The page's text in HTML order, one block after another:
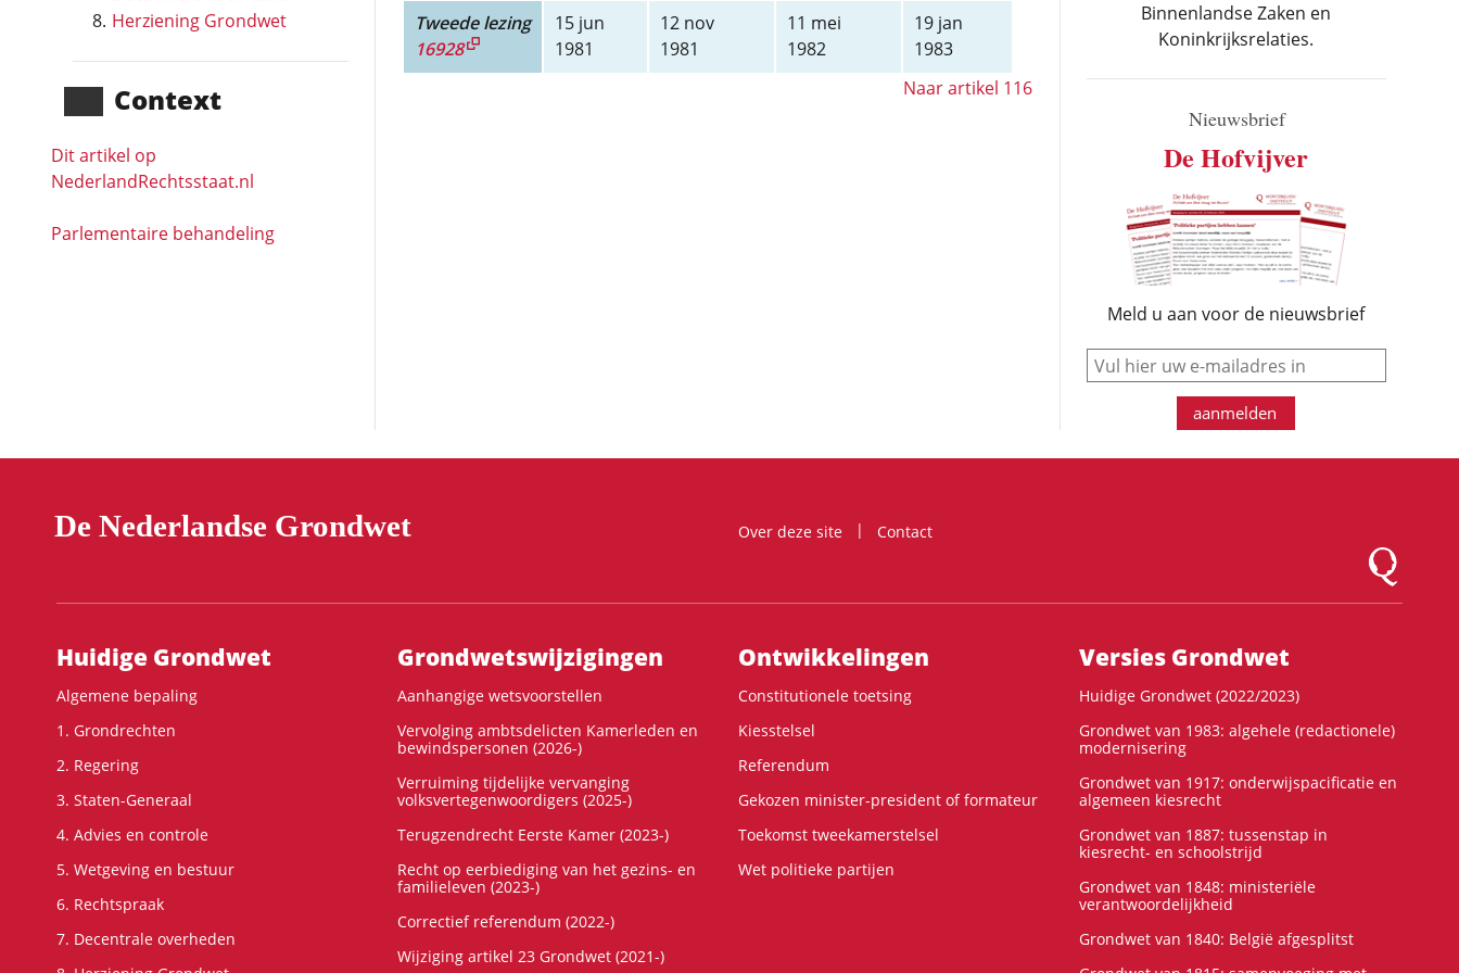
Herziening Grondwet
Context
Dit artikel op
NederlandRechts­staat.nl
Parlementaire behandeling
Tweede lezing
16928
15 jun
1981
12 nov
1981
11 mei
1982
19 jan
1983
Naar artikel 116
Binnenlandse Zaken en
Koninkrijksrelaties.
Nieuwsbrief
De Hofvijver
Meld u aan voor de nieuwsbrief
e-mail
aanmelden
De Nederlandse Grondwet Over deze site
Contact
Logo
Hoofdnavigatie
Huidige Grondwet
Algemene bepaling
1. Grondrechten
2. Regering
3. Staten-Generaal
4. Advies en controle
5. Wetgeving en bestuur
6. Rechtspraak
7. Decentrale overheden
Grondwets­wijzigingen
Aanhangige wetsvoorstellen
Vervolging ambtsdelicten Kamerleden en
bewindspersonen (2026-)
Verruiming tijdelijke vervanging
volksvertegenwoordigers (2025-)
Terugzendrecht Eerste Kamer (2023-)
Recht op eerbiediging van het gezins- en
familieleven (2023-)
Correctief referendum (2022-)
Wijziging artikel 23 Grondwet (2021-)
Ontwikke­lingen
Constitutionele toetsing
Kiesstelsel
Referendum
Gekozen minister-president of formateur
Toekomst tweekamerstelsel
Wet politieke partijen
Versies Grondwet
Huidige Grondwet (2022/2023)
Grondwet van 1983: algehele (redactionele)
modernisering
Grondwet van 1917: onderwijspacificatie en
algemeen kiesrecht
Grondwet van 1887: tussenstap in
kiesrecht- en schoolstrijd
Grondwet van 1848: ministeriële
verantwoordelijkheid
Grondwet van 1840: België afgesplitst